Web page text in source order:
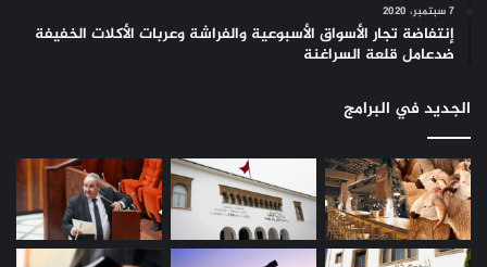
7 سبتمبر، 2020
إنتفاضة تجار الأسواق الأسبوعية والفراشة وعربات الأكلات الخفيفة
ضدعامل قلعة السراغنة
الجديد في البرامج